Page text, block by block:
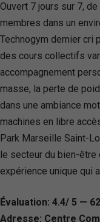
Ouvert 7 jours sur 7,
membres dans un
Technogym dernier cri
des cours collectifs
accompagnement
masse, la perte de
dans une ambiance
machines en libre
Park Marseille Saint-
le secteur du bien-
expérience unique qui
Évaluation: 4.4/ 5 —
Adresse: Centre